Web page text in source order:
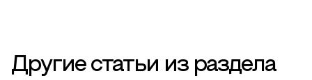
Другие статьи из раздела